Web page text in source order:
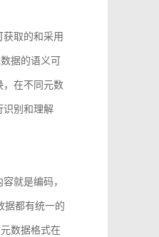
取的和采用
据的语义可
，在不同元数
识别和理解
就是编码，
据都有统一的
数据格式在